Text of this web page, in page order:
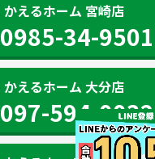
かえるホーム 宮崎店
0985-34-9501
かえるホーム 大分店
097-594-0032